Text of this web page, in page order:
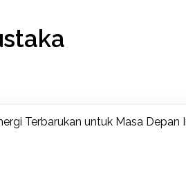
Terbarukan untuk Masa Depan